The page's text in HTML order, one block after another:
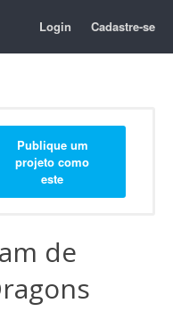
Login Cadastre-se
Publique um
projeto como
este
de